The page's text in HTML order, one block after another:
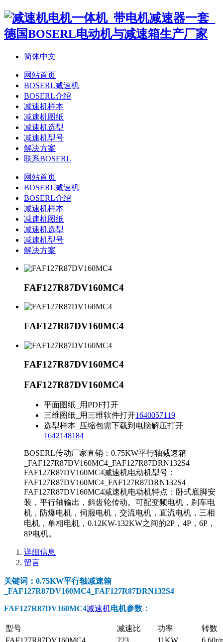
简体中文
网站首页
BOSERL减速机
BOSERL介绍
减速机样本
减速机图纸
减速机选型
减速机型号
解决方案
联系BOSERL
网站首页
BOSERL减速机
BOSERL介绍
减速机样本
减速机图纸
减速机选型
减速机型号
解决方案
FAF127R87DV160MC4
FAF127R87DV160MC4
FAF127R87DV160MC4
FAF127R87DV160MC4
平面图纸_用PDF打开
三维图纸_用三维软件打开1640057119
选型样本_压缩包需下载到电脑解压打开
1642148184
BOSERL传动厂家直销：0.75KW平行轴减速箱
_FAF127R87DV160MC4_FAF127R87DRN132S4
FAF127R87DV160MC4减速机电动机型号：
FAF127R87DV160MC4_FAF127R87DRN132S4
FAF127R87DV160MC4减速机电动机特点：卧式底脚安
装，平行轴输出，斜齿轮传动。可配变频电机，刹车电
机，防爆电机，伺服电机，交流电机，直流电机，三相
电机，单相电机，0.12KW-132KW之间的2P，4P，6P，
8P电机。
详细信息
留言
关键词：0.75KW平行轴减速箱
_FAF127R87DV160MC4_FAF127R87DRN132S4
FAF127R87DV160MC4减速机电机参数 ：
型号 减速比 功率
转数
FAF127R87DV160MC4
223 11KW
6.60r/